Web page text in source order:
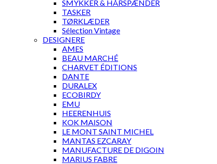
SMYKKER & HÅRSPÆNDER
TASKER
TØRKLÆDER
Sélection Vintage
DESIGNERE
AMES
BEAU MARCHÉ
CHARVET ÉDITIONS
DANTE
DURALEX
ECOBIRDY
EMU
HEERENHUIS
KOK MAISON
LE MONT SAINT MICHEL
MANTAS EZCARAY
MANUFACTURE DE DIGOIN
MARIUS FABRE